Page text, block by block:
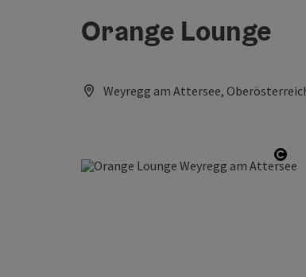
Orange Lounge
Weyregg am Attersee,